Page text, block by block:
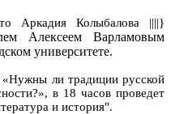
Аркадия Колыбалова ||||}
Алексеем Варламовым
университете.
ли традиции русской
в 18 часов проведет
и история".